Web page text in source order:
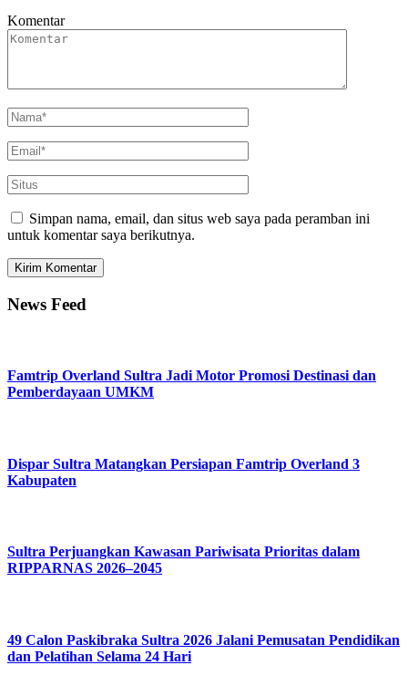
Komentar
Simpan nama, email, dan situs web saya pada peramban ini
untuk komentar saya berikutnya.
News Feed
Famtrip Overland Sultra Jadi Motor Promosi Destinasi dan
Pemberdayaan UMKM
Dispar Sultra Matangkan Persiapan Famtrip Overland 3
Kabupaten
Sultra Perjuangkan Kawasan Pariwisata Prioritas dalam
RIPPARNAS 2026–2045
49 Calon Paskibraka Sultra 2026 Jalani Pemusatan Pendidikan
dan Pelatihan Selama 24 Hari